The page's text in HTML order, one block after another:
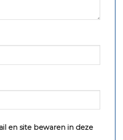
en site bewaren in deze